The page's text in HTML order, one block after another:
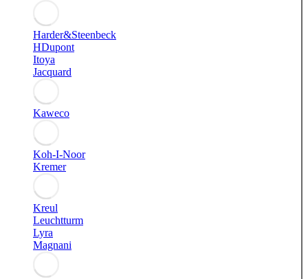
Harder&Steenbeck
HDupont
Itoya
Jacquard
Kaweco
Koh-I-Noor
Kremer
Kreul
Leuchtturm
Lyra
Magnani